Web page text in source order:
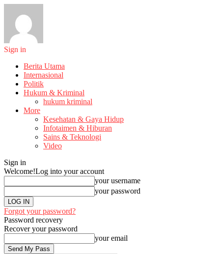
Sign in
Berita Utama
Internasional
Politik
Hukum & Kriminal
hukum kriminal
More
Kesehatan & Gaya Hidup
Infotaimen & Hiburan
Sains & Teknologi
Video
Sign in
Welcome!Log into your account
your username
your password
Forgot your password?
Password recovery
Recover your password
your email